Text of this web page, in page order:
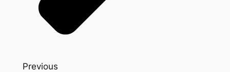
Previous